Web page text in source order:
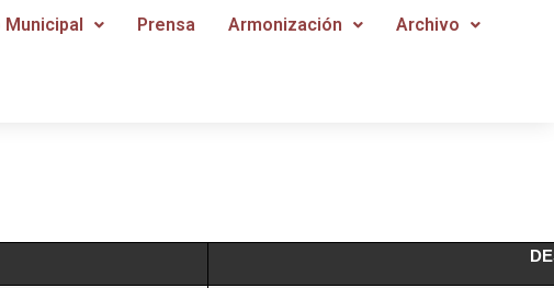
Prensa Armonización Archivo